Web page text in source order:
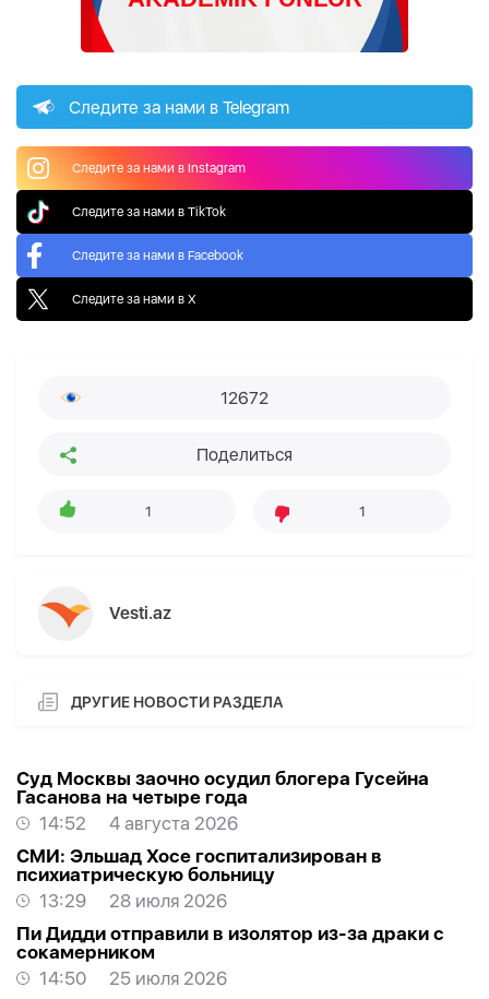
Следите за нами в Telegram
Следите за нами в Instagram
Следите за нами в TikTok
Следите за нами в Facebook
Следите за нами в X
12672
Поделиться
1 1
Vesti.az
ДРУГИЕ НОВОСТИ РАЗДЕЛА
Суд Москвы заочно осудил блогера Гусейна
Гасанова на четыре года
14:52
4 августа 2026
СМИ: Эльшад Хосе госпитализирован в
психиатрическую больницу
13:29
28 июля 2026
Пи Дидди отправили в изолятор из-за драки с
сокамерником
14:50
25 июля 2026